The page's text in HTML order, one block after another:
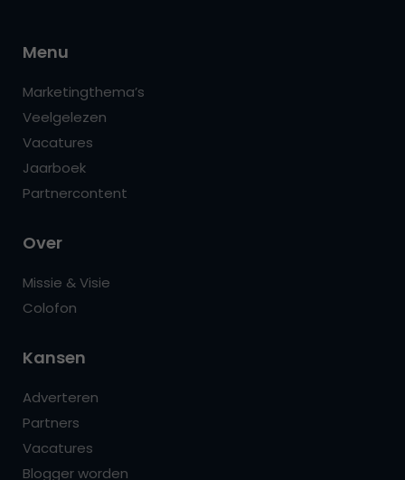
Menu
Marketingthema’s
Veelgelezen
Vacatures
Jaarboek
Partnercontent
Over
Missie & Visie
Colofon
Kansen
Adverteren
Partners
Vacatures
Blogger worden